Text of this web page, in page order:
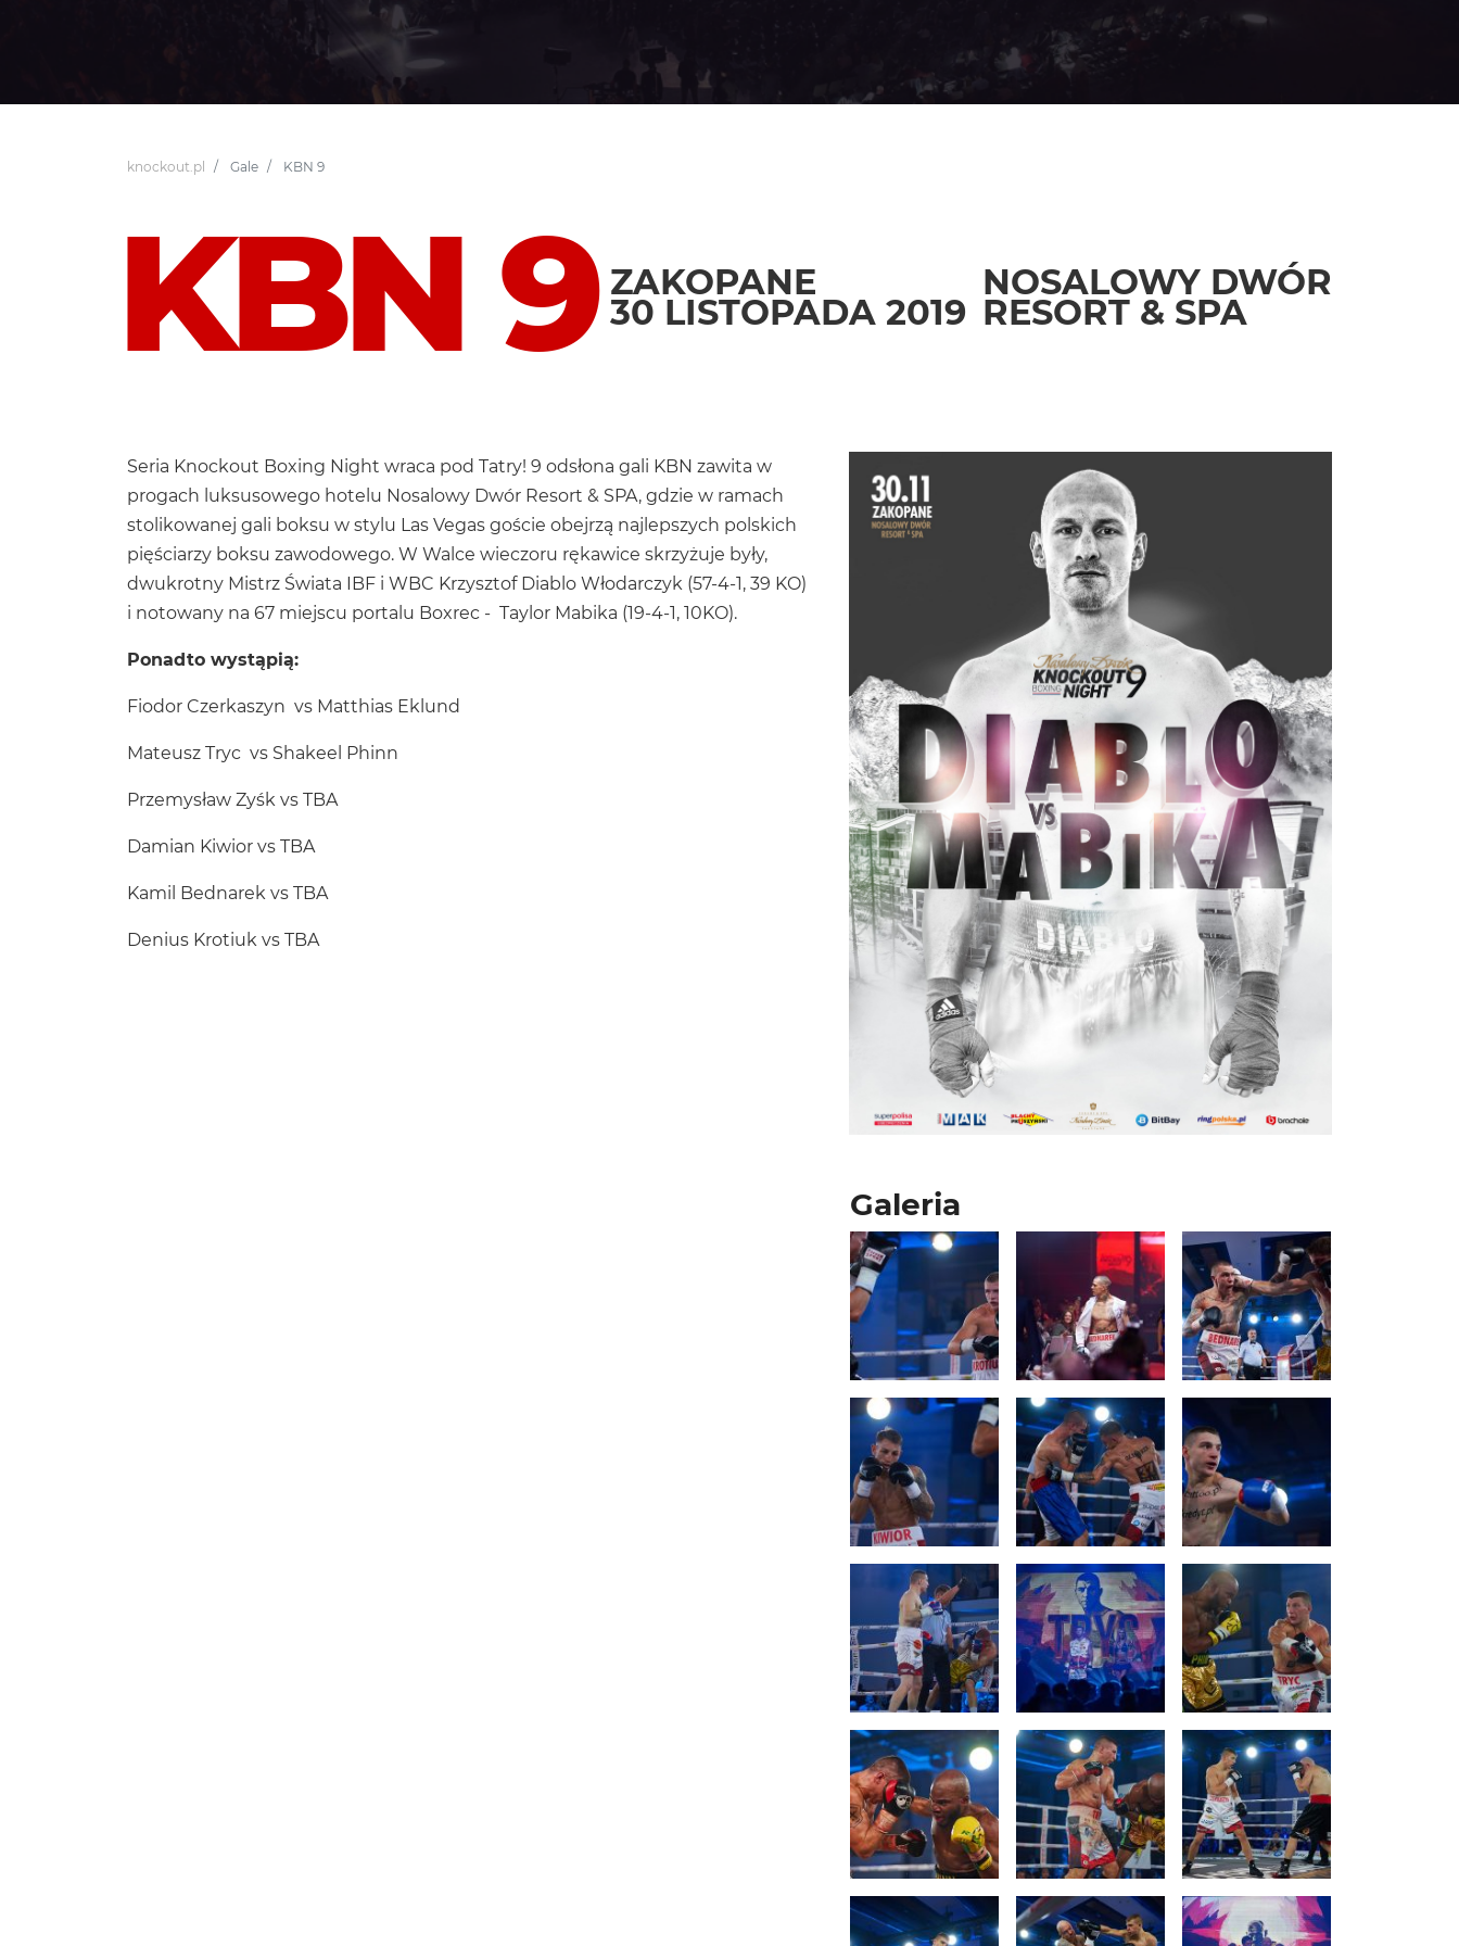
knockout.pl Gale KBN 9
KBN 9 ZAKOPANE
30 LISTOPADA 2019
NOSALOWY DWÓR
RESORT & SPA
Seria Knockout Boxing Night wraca pod Tatry! 9 odsłona gali KBN zawita w
progach luksusowego hotelu Nosalowy Dwór Resort & SPA, gdzie w ramach
stolikowanej gali boksu w stylu Las Vegas goście obejrzą najlepszych polskich
pięściarzy boksu zawodowego. W Walce wieczoru rękawice skrzyżuje były,
dwukrotny Mistrz Świata IBF i WBC Krzysztof Diablo Włodarczyk (57-4-1, 39 KO)
i notowany na 67 miejscu portalu Boxrec - Taylor Mabika (19-4-1, 10KO).
Ponadto wystąpią:
Fiodor Czerkaszyn vs Matthias Eklund
Mateusz Tryc vs Shakeel Phinn
Przemysław Zyśk vs TBA
Damian Kiwior vs TBA
Kamil Bednarek vs TBA
Denius Krotiuk vs TBA
Galeria